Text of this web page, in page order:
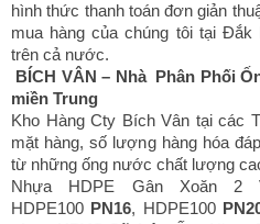
hình thức thanh toán đơn giản
mua hàng của chúng tôi tại
trên cả nước.
BÍCH VÂN – Nhà Phân Phối
miền Trung
Kho Hàng Cty Bích Vân tại các
mặt hàng, số lượng hàng hóa
từ những ống nước chất lượng
Nhựa HDPE Gân Xoăn 2
HDPE100 PN16, HDPE100